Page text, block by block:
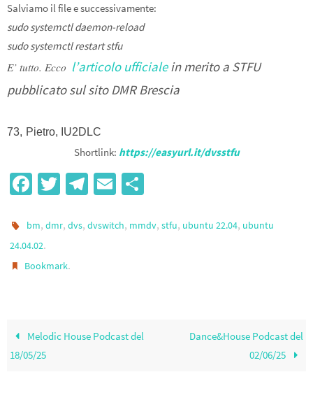
Salviamo il file e successivamente:
sudo systemctl daemon-reload
sudo systemctl restart stfu
E’ tutto. Ecco l’articolo ufficialein merito a STFU
pubblicato sul sito DMR Brescia
73, Pietro, IU2DLC
Shortlink: https://easyurl.it/dvsstfu
Fa
b
o
o
T
tt
Te
gr
E
ail ar
bm,dmr,dvs,dvswitch, mmdv,stfu, ubuntu 22.04, ubuntu
24.04.02.
Bookmark.
Melodic House Podcast del
18/05/25
Dance&House Podcast del
02/06/25